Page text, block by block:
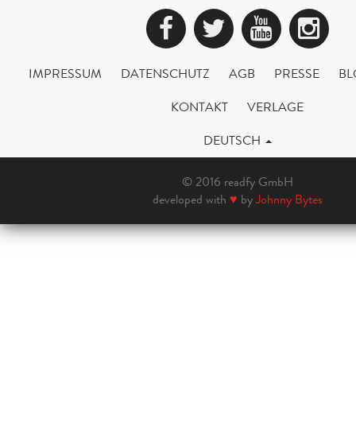
Facebook
Twitter
IMPRESSUM DATENSCHUTZ AGB PRESSE
KONTAKT
VERLAGE
DEUTSCH
© 2016 readfy GmbH
developed with ♥ byJohnny Bytes